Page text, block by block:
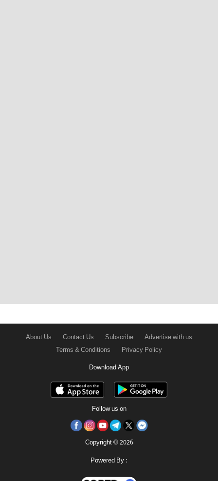
About Us Contact Us Subscribe
Advertise with us
Terms & Conditions
Privacy Policy
Download App
Follow us on
Copyright © 2026
Powered By :